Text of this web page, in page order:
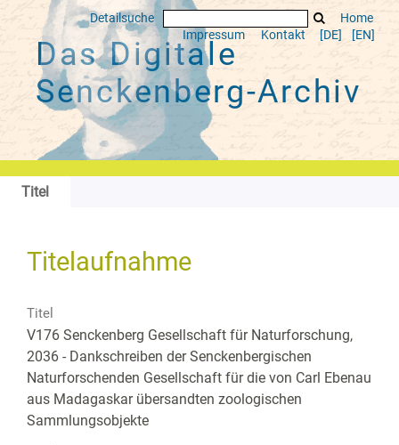
Detailsuche
Home
Impressum
Kontakt [DE] [EN]
Das Digitale
Senckenberg-Archiv
Titel
Titelaufnahme
Titel
V176 Senckenberg Gesellschaft für Naturforschung,
2036 - Dankschreiben der Senckenbergischen
Naturforschenden Gesellschaft für die von Carl Ebenau
aus Madagaskar übersandten zoologischen
Sammlungsobjekte